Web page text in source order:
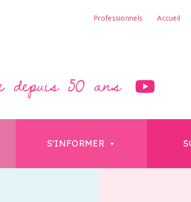
Professionnels Accueil
S'INFORMER